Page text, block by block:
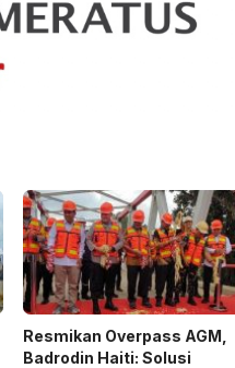
Resmikan Overpass AGM,
Badrodin Haiti: Solusi